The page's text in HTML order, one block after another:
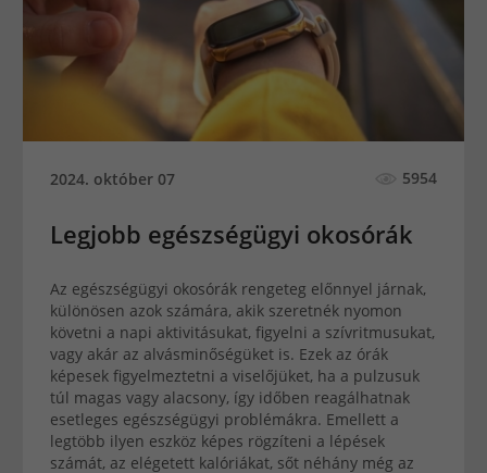
2024. október 07 5954
Legjobb egészségügyi okosórák
Az egészségügyi okosórák rengeteg előnnyel járnak,
különösen azok számára, akik szeretnék nyomon
követni a napi aktivitásukat, figyelni a szívritmusukat,
vagy akár az alvásminőségüket is. Ezek az órák
képesek figyelmeztetni a viselőjüket, ha a pulzusuk
túl magas vagy alacsony, így időben reagálhatnak
esetleges egészségügyi problémákra. Emellett a
legtöbb ilyen eszköz képes rögzíteni a lépések
számát, az elégetett kalóriákat, sőt néhány még az